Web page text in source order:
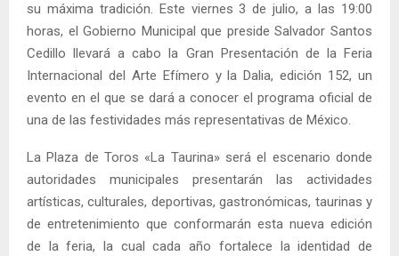
su máxima tradición. Este viernes 3 de julio, a las 19:00
horas, el Gobierno Municipal que preside Salvador Santos
Cedillo llevará a cabo la Gran Presentación de la Feria
Internacional del Arte Efímero y la Dalia, edición 152, un
evento en el que se dará a conocer el programa oficial de
una de las festividades más representativas de México.
La Plaza de Toros «La Taurina» será el escenario donde
autoridades municipales presentarán las actividades
artísticas, culturales, deportivas, gastronómicas, taurinas y
de entretenimiento que conformarán esta nueva edición
de la feria, la cual cada año fortalece la identidad de